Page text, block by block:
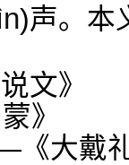
)声。本
文》
》
大戴